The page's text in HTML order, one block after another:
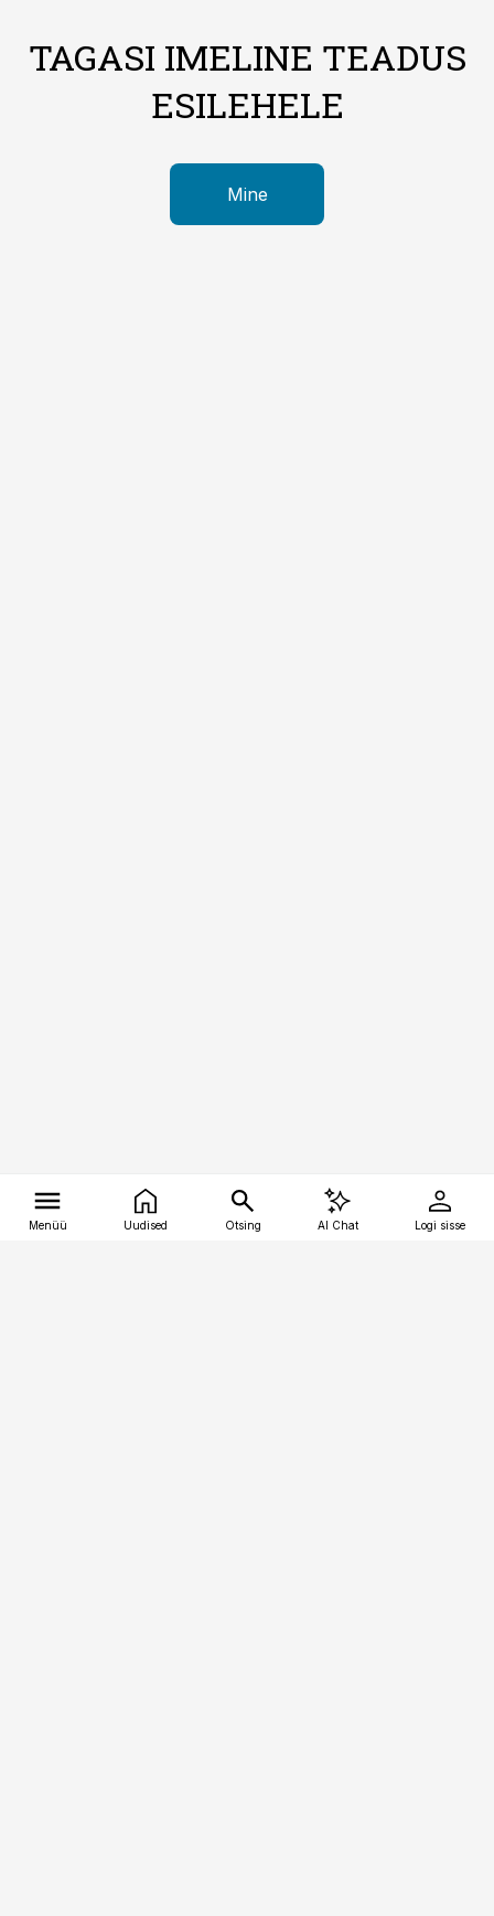
TAGASI IMELINE TEADUS
ESILEHELE
Mine
Menüü Uudised Otsing AI Chat Logi sisse